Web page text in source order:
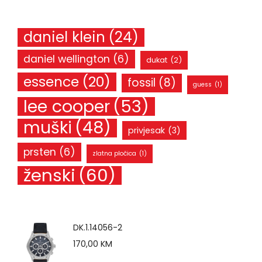
daniel klein (24)
daniel wellington (6) dukat (2)
essence (20) fossil (8) guess (1)
lee cooper (53)
muški (48) privjesak (3)
prsten (6) zlatna pločica (1)
ženski (60)
DK.1.14056-2
170,00 KM